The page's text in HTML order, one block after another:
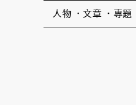
人物 文章 專題